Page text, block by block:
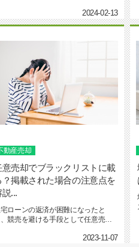
2024-02-13
動産売却
意売却でブラックリストに載
？掲載された場合の注意点を
説...
ローンの返済が困難になったと
、競売を避ける手段として任意売却
2023-11-07